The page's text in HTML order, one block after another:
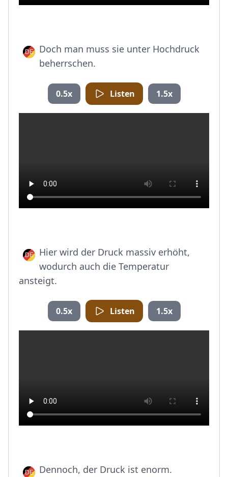
Doch man muss sie unter Hochdruck
beherrschen.
0.5x Listen 1.5x
Hier wird der Druck massiv erhöht,
wodurch auch die Temperatur
ansteigt.
0.5x Listen 1.5x
Dennoch, der Druck ist enorm.